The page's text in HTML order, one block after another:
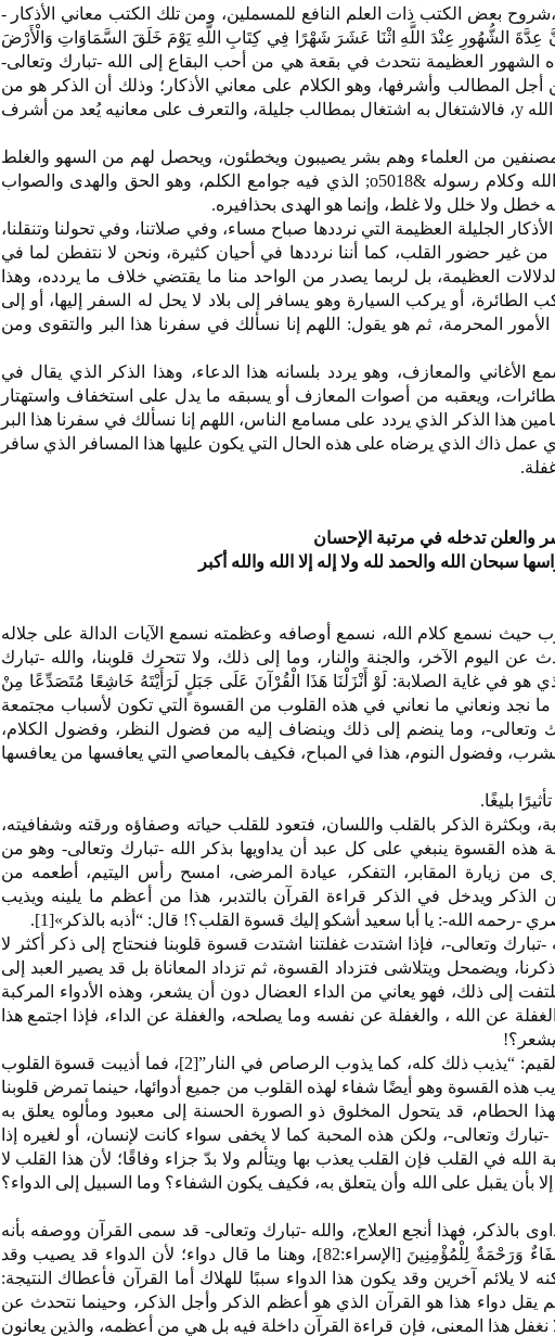
بعض الكتب ذات العلم النافع للمسملين، ومن تلك الكتب معاني الأذكار -
عِدَّةَ الشُّهُورِ عِنْدَ اللَّهِ اثْنَا عَشَرَ شَهْرًا فِي كِتَابِ اللَّهِ يَوْمَ خَلَقَ السَّمَاوَاتِ وَالْأَرْضَ
حُرُمٌ [التوبة:36] في هذه الشهور العظيمة نتحدث في بقعة هي من أحب البقاع إلى الله -تبارك وتعالى-
المطالب وأشرفها، وهو الكلام على معاني الأذكار؛ وذلك أن الذكر هو من
أجل الأعمال، وأفضلها، وأحبها إلى الله y، فالاشتغال به اشتغال بمطالب جليلة، والتعرف على معانيه يُعد من أشرف
من العلماء وهم بشر يصيبون ويخطئون، ويحصل لهم من السهو والغلط
ما لا ينفك منه البشر، وهذا كلام الله وكلام رسوله &o5018; الذي فيه جوامع الكلم، وهو الحق والهدى والصواب
خطل ولا خلل ولا غلط، وإنما هو الهدى بحذافيره.
الجليلة العظيمة التي نرددها صباح مساء، وفي صلاتنا، وفي تحولنا وتنقلنا،
من غير حضور القلب، كما أننا نرددها في أحيان كثيرة، ونحن لا نتفطن لما في
العظيمة، بل لربما يصدر من الواحد منا ما يقتضي خلاف ما يردده، وهذا
أو يركب السيارة وهو يسافر إلى بلاد لا يحل له السفر إليها، أو إلى
المحرمة، ثم هو يقول: اللهم إنا نسألك في سفرنا هذا البر والتقوى ومن
والمعازف، وهو يردد بلسانه هذا الدعاء، وهذا الذكر الذي يقال في
ويعقبه من أصوات المعازف أو يسبقه ما يدل على استخفاف واستهتار
هذا الذكر الذي يردد على مسامع الناس، اللهم إنا نسألك في سفرنا هذا البر
عمل ذاك الذي يرضاه على هذه الحال التي يكون عليها هذا المسافر الذي سافر
والعلن تدخله في مرتبة الإحسان
سبحان الله والحمد لله ولا إله إلا الله والله أكبر
حيث نسمع كلام الله، نسمع أوصافه وعظمته نسمع الآيات الدالة على جلاله
اليوم الآخر، والجنة والنار، وما إلى ذلك، ولا تتحرك قلوبنا، والله -تبارك
هو في غاية الصلابة: لَوْ أَنْزَلْنَا هَذَا الْقُرْآنَ عَلَى جَبَلٍ لَرَأَيْتَهُ خَاشِعًا مُتَصَدِّعًا مِنْ
ونحن نجد ما نجد ونعاني ما نعاني في هذه القلوب من القسوة التي تكون لأسباب مجتمعة
وتعالى-، وما ينضم إلى ذلك وينضاف إليه من فضول النظر، وفضول الكلام،
وفضول النوم، هذا في المباح، فكيف بالمعاصي التي يعافسها من يعافسها
بليغًا.
وبكثرة الذكر بالقلب واللسان، فتعود للقلب حياته وصفاؤه ورقته وشفافيته،
هذه القسوة ينبغي على كل عبد أن يداويها بذكر الله -تبارك وتعالى- وهو من
من زيارة المقابر، التفكر، عيادة المرضى، امسح رأس اليتيم، أطعمه من
ويدخل في الذكر قراءة القرآن بالتدبر، هذا من أعظم ما يلينه ويذيب
رحمه الله-: يا أبا سعيد أشكو إليك قسوة القلب؟! قال: “أذبه بالذكر»[1].
-تبارك وتعالى-، فإذا اشتدت غفلتنا اشتدت قسوة قلوبنا فنحتاج إلى ذكر أكثر لا
ويضمحل ويتلاشى فتزداد القسوة، ثم تزداد المعاناة بل قد يصير العبد إلى
إلى ذلك، فهو يعاني من الداء العضال دون أن يشعر، وهذه الأدواء المركبة
عن الله ، والغفلة عن نفسه وما يصلحه، والغفلة عن الداء، فإذا اجتمع هذا
يشعر؟!
فهذا الذكر كما يقول الحافظ ابن القيم: “يذيب ذلك كله، كما يذوب الرصاص في النار”[2]، فما أذيبت قسوة القلوب
هذه القسوة وهو أيضًا شفاء لهذه القلوب من جميع أدوائها، حينما تمرض قلوبنا
الحطام، قد يتحول المخلوق ذو الصورة الحسنة إلى معبود ومألوه يعلق به
وتعالى-، ولكن هذه المحبة كما لا يخفى سواء كانت لإنسان، أو لغيره إذا
في القلب فإن القلب يعذب بها ويتألم ولا بدّ جزاء وفاقًا؛ لأن هذا القلب لا
بأن يقبل على الله وأن يتعلق به، فكيف يكون الشفاء؟ وما السبيل إلى الدواء؟
بالذكر، فهذا أنجع العلاج، والله -تبارك وتعالى- قد سمى القرآن ووصفه بأنه
شفاء: وَنُنَزِّلُ مِنَ الْقُرْآنِ مَا هُوَ شِفَاءٌ وَرَحْمَةٌ لِلْمُؤْمِنِينَ [الإسراء:82]، وهنا ما قال دواء؛ لأن الدواء قد يصيب وقد
يلائم آخرين وقد يكون هذا الدواء سببًا للهلاك أما القرآن فأعطاك النتيجة:
يقل دواء هذا هو القرآن الذي هو أعظم الذكر وأجل الذكر، وحينما نتحدث عن
نغفل هذا المعنى، فإن قراءة القرآن داخلة فيه بل هي من أعظمه، والذين يعانون